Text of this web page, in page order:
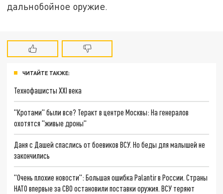
дальнобойное оружие.
ЧИТАЙТЕ ТАКЖЕ:
Технофашисты XXI века
"Кротами" были все? Теракт в центре Москвы: На генералов
охотятся "живые дроны"
Даня с Дашей спаслись от боевиков ВСУ. Но беды для малышей не
закончились
"Очень плохие новости": Большая ошибка Palantir в России. Страны
НАТО впервые за СВО остановили поставки оружия. ВСУ теряют